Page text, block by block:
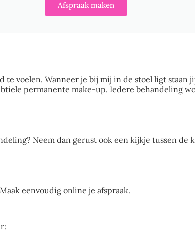
Afspraak maken
te voelen. Wanneer je bij mij in de stoel ligt staan
permanente make-up. Iedere behandeling
Neem dan gerust ook een kijkje tussen de
eenvoudig online je afspraak.